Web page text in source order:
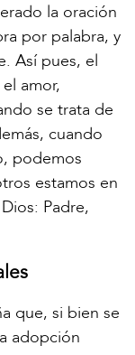
la oración
por palabra, y
Así pues, el
amor,
se trata de
cuando
podemos
estamos en
Padre,
que, si bien se
adopción